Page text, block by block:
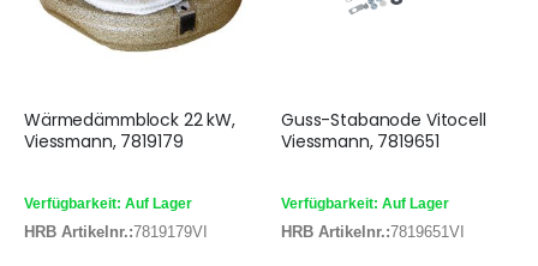
Wärmedämmblock 22 kW,
Viessmann, 7819179
Verfügbarkeit: Auf Lager
HRB Artikelnr.:7819179VI
Guss-Stabanode Vitocell
Viessmann, 7819651
Verfügbarkeit: Auf Lager
HRB Artikelnr.:7819651VI